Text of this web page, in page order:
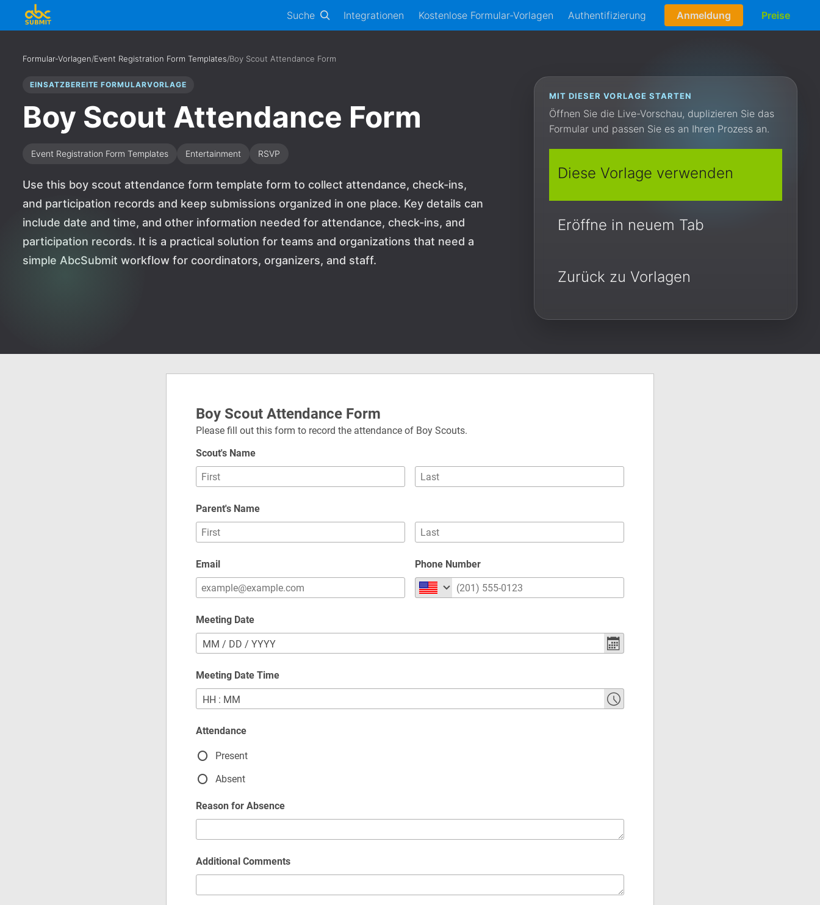
Suche Integrationen Kostenlose Formular-Vorlagen Authentifizierung Anmeldung Preise
Formular-Vorlagen/Event Registration Form Templates/Boy Scout Attendance Form
EINSATZBEREITE FORMULARVORLAGE
Boy Scout Attendance Form
Event Registration Form Templates Entertainment RSVP
Use this boy scout attendance form template form to collect attendance, check-ins,
and participation records and keep submissions organized in one place. Key details can
include date and time, and other information needed for attendance, check-ins, and
participation records. It is a practical solution for teams and organizations that need a
simple AbcSubmit workflow for coordinators, organizers, and staff.
MIT DIESER VORLAGE STARTEN
Öffnen Sie die Live-Vorschau, duplizieren Sie das
Formular und passen Sie es an Ihren Prozess an.
Diese Vorlage verwenden
Eröffne in neuem Tab
Zurück zu Vorlagen